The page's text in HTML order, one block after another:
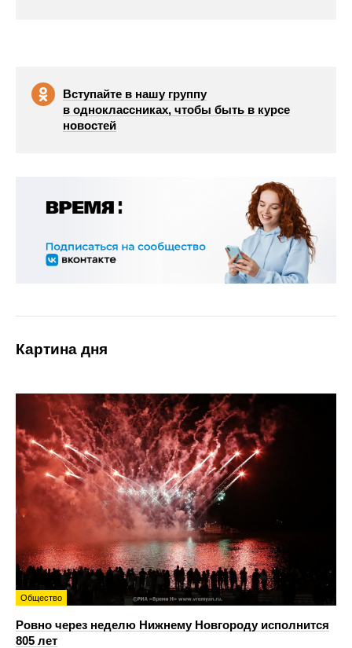
Вступайте в нашу группу
в одноклассниках, чтобы быть в курсе
новостей
Картина дня
Общество
Ровно через неделю Нижнему Новгороду исполнится
805 лет